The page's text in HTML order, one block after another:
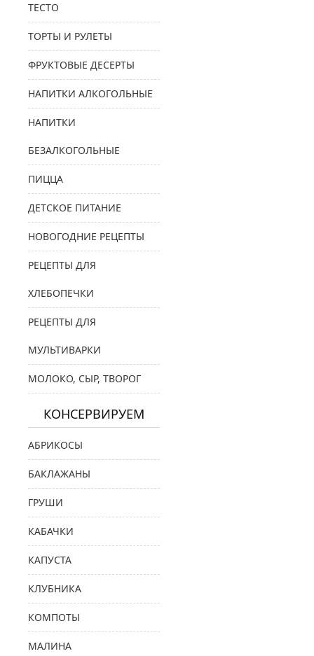
ТЕСТО
ТОРТЫ И РУЛЕТЫ
ФРУКТОВЫЕ ДЕСЕРТЫ
НАПИТКИ АЛКОГОЛЬНЫЕ
НАПИТКИ
БЕЗАЛКОГОЛЬНЫЕ
ПИЦЦА
ДЕТСКОЕ ПИТАНИЕ
НОВОГОДНИЕ РЕЦЕПТЫ
РЕЦЕПТЫ ДЛЯ
ХЛЕБОПЕЧКИ
РЕЦЕПТЫ ДЛЯ
МУЛЬТИВАРКИ
МОЛОКО, СЫР, ТВОРОГ
КОНСЕРВИРУЕМ
АБРИКОСЫ
БАКЛАЖАНЫ
ГРУШИ
КАБАЧКИ
КАПУСТА
КЛУБНИКА
КОМПОТЫ
МАЛИНА